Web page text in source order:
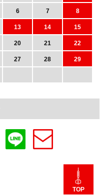
6 7
8
13 14
15
20 21
22
27 28
29
TOP